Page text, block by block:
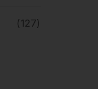
(127)